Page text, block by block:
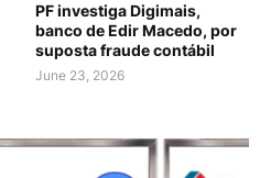
PF investiga Digimais,
banco de Edir Macedo, por
suposta fraude contábil
June 23, 2026